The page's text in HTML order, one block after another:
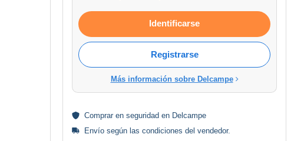
Identificarse
Registrarse
Más información sobre Delcampe
Comprar en seguridad en Delcampe
Envío según las condiciones del vendedor.